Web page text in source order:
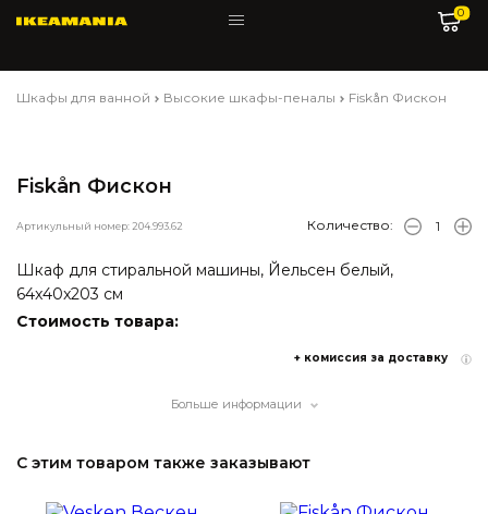
0
Шкафы для ванной Высокие шкафы-пеналы Fiskån Фискон
Fiskån Фискон
Артикульный номер: 204.993.62 Количество:
Шкаф для стиральной машины, Йельсен белый,
64x40x203 см
Стоимость товара:
+ комиссия за доставку
Больше информации
С этим товаром также заказывают